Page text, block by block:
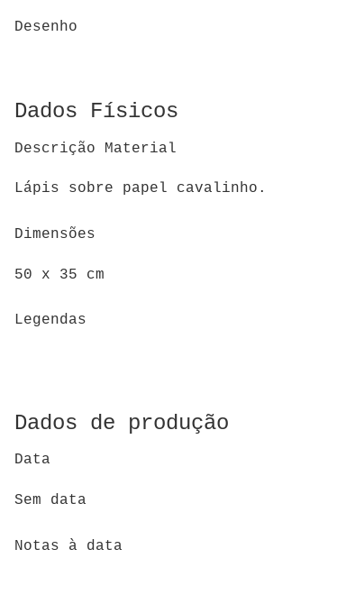
Desenho
Dados Físicos
Descrição Material
Lápis sobre papel cavalinho.
Dimensões
50 x 35 cm
Legendas
Dados de produção
Data
Sem data
Notas à data